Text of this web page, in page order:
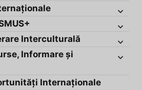
Interculturală
Informare și
Internaționale